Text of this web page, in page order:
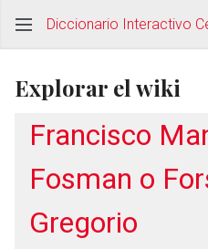
Diccionario Interactivo
Explorar el wiki
Francisco
Fosman o
Gregorio